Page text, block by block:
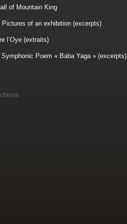
of Mountain King
Pictures of an exhibition (excerpts)
l’Oye (extraits)
Symphonic Poem « Baba Yaga » (excerpts)